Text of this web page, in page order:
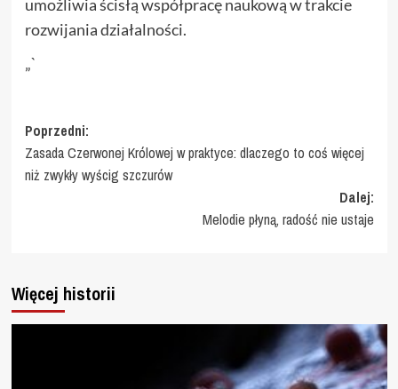
umożliwia ścisłą współpracę naukową w trakcie
rozwijania działalności.
„`
Zobacz
wpisy
Poprzedni:
Zasada Czerwonej Królowej w praktyce: dlaczego to coś więcej
niż zwykły wyścig szczurów
Dalej:
Melodie płyną, radość nie ustaje
Więcej historii